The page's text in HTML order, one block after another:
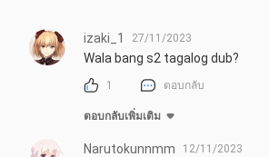
izaki_1 27/11/2023
Wala bang s2 tagalog dub?
1 ตอบกลับ
ตอบกลับเพิ่มเติม
Narutokunnmm 12/11/2023